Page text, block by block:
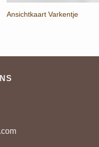
Ansichtkaart Varkentje